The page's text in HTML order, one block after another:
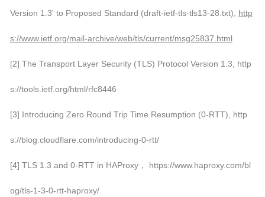
Version 1.3' to Proposed Standard (draft-ietf-tls-tls13-28.txt), http
s://www.ietf.org/mail-archive/web/tls/current/msg25837.html
[2] The Transport Layer Security (TLS) Protocol Version 1.3, http
s://tools.ietf.org/html/rfc8446
[3] Introducing Zero Round Trip Time Resumption (0-RTT), http
s://blog.cloudflare.com/introducing-0-rtt/
[4] TLS 1.3 and 0-RTT in HAProxy， https://www.haproxy.com/bl
og/tls-1-3-0-rtt-haproxy/